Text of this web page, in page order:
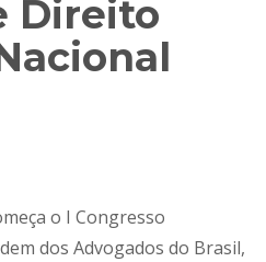
Direito
o I Congresso
dos Advogados do Brasil,